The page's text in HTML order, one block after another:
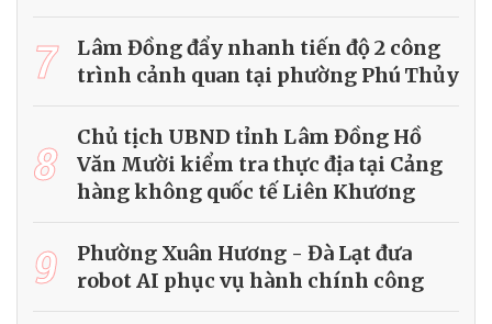
7
Lâm Đồng đẩy nhanh tiến độ 2 công
trình cảnh quan tại phường Phú Thủy
8
Chủ tịch UBND tỉnh Lâm Đồng Hồ
Văn Mười kiểm tra thực địa tại Cảng
hàng không quốc tế Liên Khương
9
Phường Xuân Hương - Đà Lạt đưa
robot AI phục vụ hành chính công